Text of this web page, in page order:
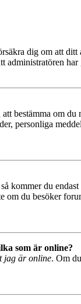
dig om att ditt
bestämma om
personliga
kommer du
du besöker
som är online?
jag är online. Om